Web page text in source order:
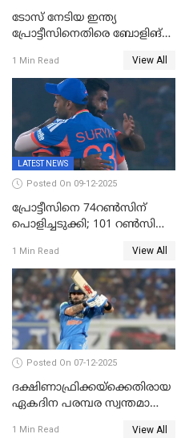
ടോസ് നേടിയ ഇന്ത്യ
പ്രോട്ടീസിനെതിരെ ബോളിങ്
1 Min Read View All
LATEST NEWS
Posted On 09-12-2025
പ്രോട്ടീസിനെ 74റൺസിന്‌
പൊളിച്ചടുക്കി; 101 റൺസിന്റെ
വിക്കറ്റ് തികയ്ക്കുന്ന
താരമായി ബുമ്ര
1 Min Read View All
Posted On 07-12-2025
ദക്ഷിണാഫ്രിക്കയ്‌ക്കെതിരായ
ഏകദിന പരമ്പര സ്വന്തമാക്കി
1 Min Read View All